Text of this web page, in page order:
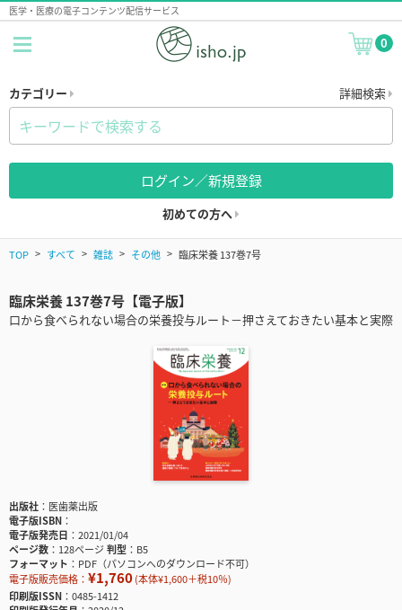
医学・医療の電子コンテンツ配信サービス
0
カテゴリー 詳細検索
ログイン／新規登録
初めての方へ
TOP すべて 雑誌 その他 臨床栄養 137巻7号
臨床栄養 137巻7号【電子版】
口から食べられない場合の栄養投与ルート－押さえておきたい基本と実際
出版社
医歯薬出版
電子版ISBN
電子版発売日
2021/01/04
ページ数
128ページ判型
B5
フォーマット
PDF（パソコンへのダウンロード不可）
電子版販売価格： ¥1,760(本体¥1,600＋税10％)
印刷版ISSN
0485-1412